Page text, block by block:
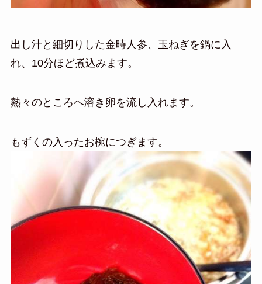
出し汁と細切りした金時人参、玉ねぎを鍋に入
れ、10分ほど煮込みます。
熱々のところへ溶き卵を流し入れます。
もずくの入ったお椀につぎます。